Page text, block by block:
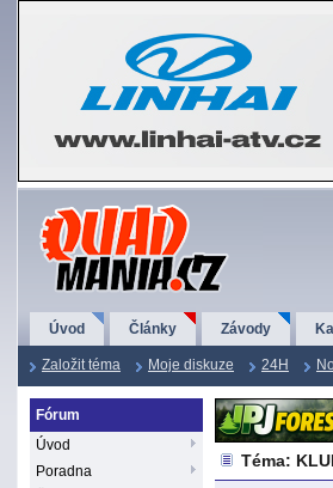
QuadMania.cz
Úvod Články Závody
Založit téma Moje diskuze 24H
Fórum
Úvod
Poradna
Téma: